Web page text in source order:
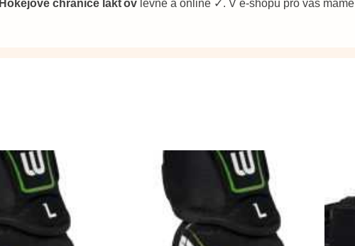
Hokejové chrániče lakťov levně a online ✓. V e-shopu pro vás máme